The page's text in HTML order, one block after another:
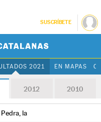
SUSCRÍBETE
2021 EN MAPAS
2012 2010
la